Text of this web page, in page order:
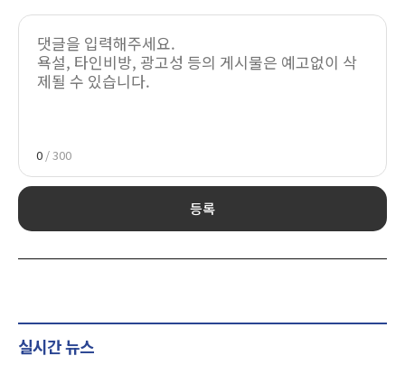
0 / 300
등록
실시간 뉴스